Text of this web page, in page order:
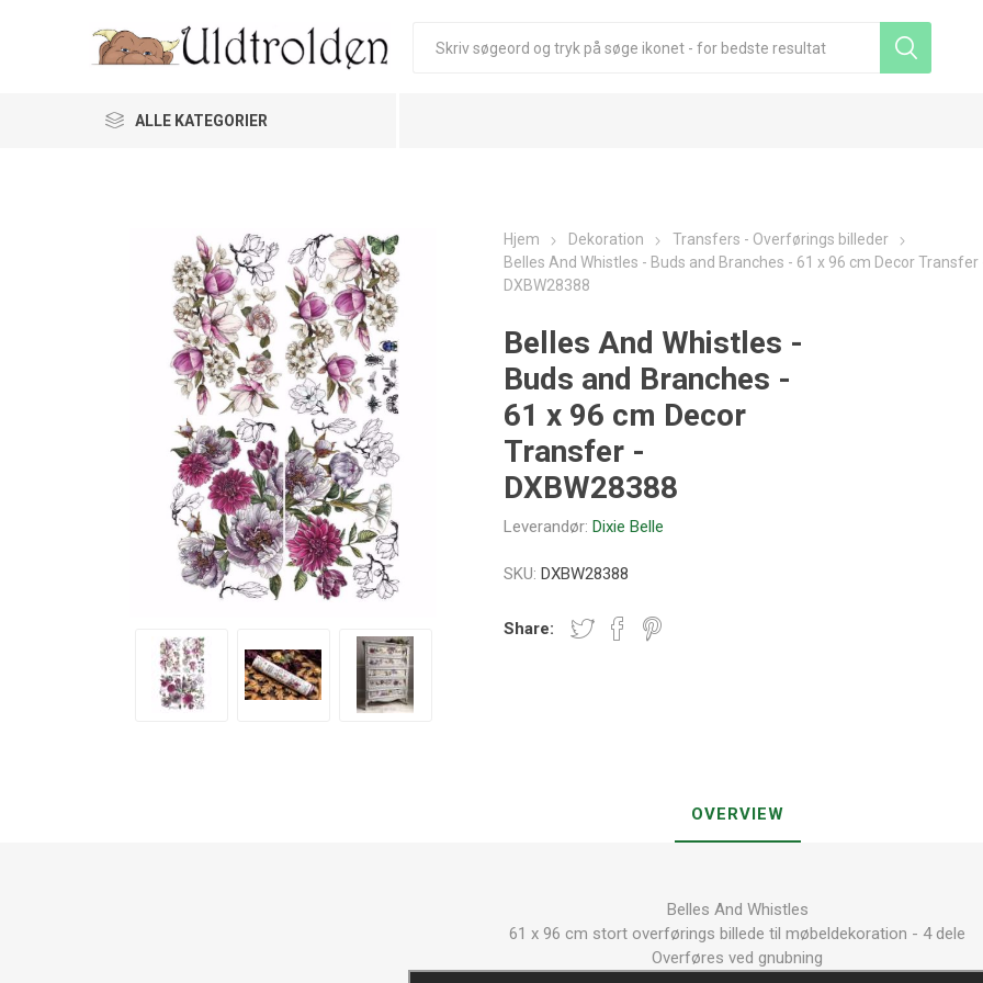
ALLE KATEGORIER
Hjem Dekoration
Transfers - Overførings billeder
Belles And Whistles - Buds and Branches - 61 x 96 cm Decor Transfer
DXBW28388
Belles And Whistles -
Buds and Branches -
61 x 96 cm Decor
Transfer -
DXBW28388
Leverandør: Dixie Belle
SKU: DXBW28388
Share:
OVERVIEW
Belles And Whistles
61 x 96 cm stort overførings billede til møbeldekoration - 4 dele
Overføres ved gnubning